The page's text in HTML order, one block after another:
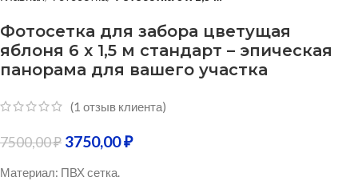
Фотосетка для забора цветущая
яблоня 6 х 1,5 м стандарт – эпическая
панорама для вашего участка
(1 отзыв клиента)
7500,00₽ 3750,00₽
Материал: ПВХ сетка.